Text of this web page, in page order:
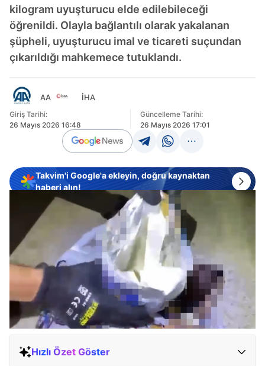
kilogram uyuşturucu elde edilebileceği
öğrenildi. Olayla bağlantılı olarak yakalanan
şüpheli, uyuşturucu imal ve ticareti suçundan
çıkarıldığı mahkemece tutuklandı.
AA İHA
Giriş Tarihi:
26 Mayıs 2026 16:48
Güncelleme Tarihi:
26 Mayıs 2026 17:01
Takvim'i Google'a ekleyin, doğru kaynaktan
haberi alın!
Hızlı Özet Göster